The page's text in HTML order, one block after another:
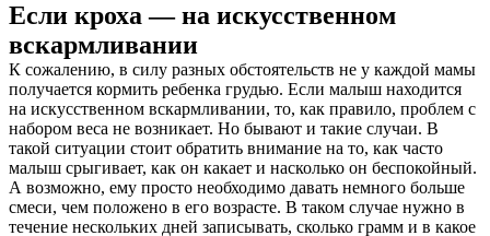
Если кроха — на искусственном
вскармливании
К сожалению, в силу разных обстоятельств не у каждой мамы
получается кормить ребенка грудью. Если малыш находится
на искусственном вскармливании, то, как правило, проблем с
набором веса не возникает. Но бывают и такие случаи. В
такой ситуации стоит обратить внимание на то, как часто
малыш срыгивает, как он какает и насколько он беспокойный.
А возможно, ему просто необходимо давать немного больше
смеси, чем положено в его возрасте. В таком случае нужно в
течение нескольких дней записывать, сколько грамм и в какое